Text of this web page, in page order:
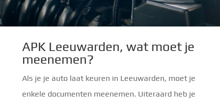
APK Leeuwarden, wat moet je
meenemen?
Als je je auto laat keuren in Leeuwarden, moet je
enkele documenten meenemen. Uiteraard heb je